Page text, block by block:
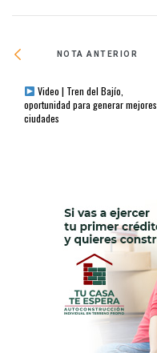
NOTA ANTERIOR
Video | Tren del Bajío,
oportunidad para generar mejores
ciudades